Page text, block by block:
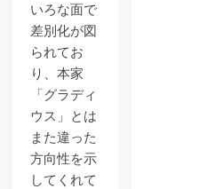
いろな面で
差別化が図
られてお
り、本家
「グラディ
ウス」とは
また違った
方向性を示
してくれて